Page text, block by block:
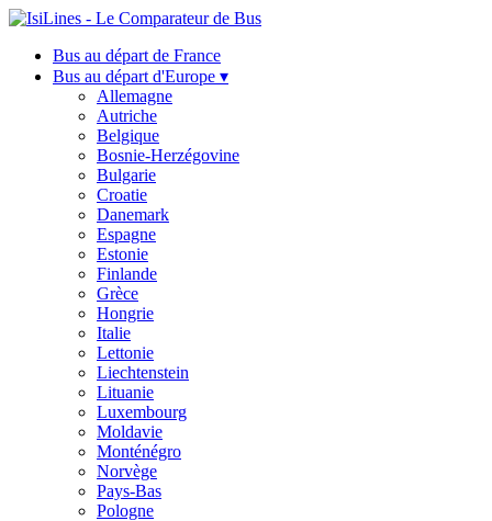
Bus au départ de France
Bus au départ d'Europe ▾
Allemagne
Autriche
Belgique
Bosnie-Herzégovine
Bulgarie
Croatie
Danemark
Espagne
Estonie
Finlande
Grèce
Hongrie
Italie
Lettonie
Liechtenstein
Lituanie
Luxembourg
Moldavie
Monténégro
Norvège
Pays-Bas
Pologne